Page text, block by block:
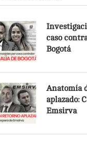
caso
Bogotá
Anatomía
aplazado:
Emsirva